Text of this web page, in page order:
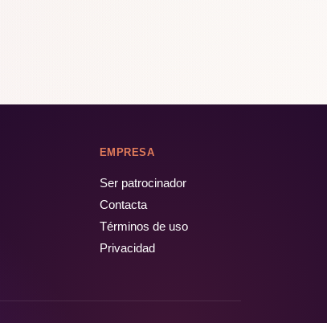
EMPRESA
Ser patrocinador
Contacta
Términos de uso
Privacidad